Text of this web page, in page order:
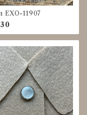
EXO-11907